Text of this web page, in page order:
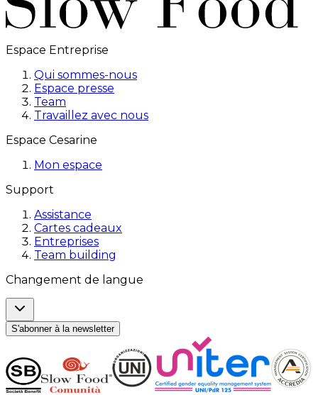
Espace Entreprise
Qui sommes-nous
Espace presse
Team
Travaillez avec nous
Espace Cesarine
Mon espace
Support
Assistance
Cartes cadeaux
Entreprises
Team building
Changement de langue
S'abonner à la newsletter